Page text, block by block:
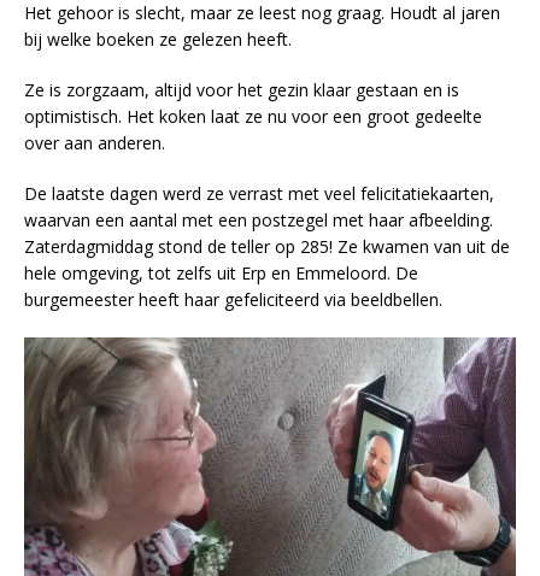
Het gehoor is slecht, maar ze leest nog graag. Houdt al jaren
bij welke boeken ze gelezen heeft.
Ze is zorgzaam, altijd voor het gezin klaar gestaan en is
optimistisch. Het koken laat ze nu voor een groot gedeelte
over aan anderen.
De laatste dagen werd ze verrast met veel felicitatiekaarten,
waarvan een aantal met een postzegel met haar afbeelding.
Zaterdagmiddag stond de teller op 285! Ze kwamen van uit de
hele omgeving, tot zelfs uit Erp en Emmeloord. De
burgemeester heeft haar gefeliciteerd via beeldbellen.